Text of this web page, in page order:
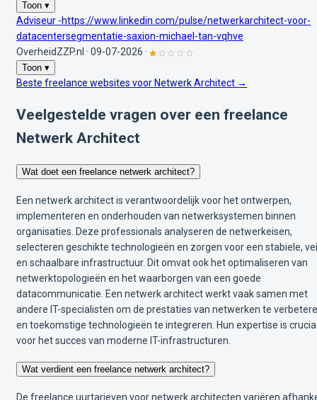
Toon ▾
Adviseur -https://www.linkedin.com/pulse/netwerkarchitect-voor-
datacentersegmentatie-saxion-michael-tan-vqhve
OverheidZZP.nl · 09-07-2026 ·
Toon ▾
Beste freelance websites voor Netwerk Architect →
Veelgestelde vragen over een freelance
Netwerk Architect
Wat doet een freelance netwerk architect?
Een netwerk architect is verantwoordelijk voor het ontwerpen,
implementeren en onderhouden van netwerksystemen binnen
organisaties. Deze professionals analyseren de netwerkeisen,
selecteren geschikte technologieën en zorgen voor een stabiele,
en schaalbare infrastructuur. Dit omvat ook het optimaliseren van
netwerktopologieën en het waarborgen van een goede
datacommunicatie. Een netwerk architect werkt vaak samen met
andere IT-specialisten om de prestaties van netwerken te
en toekomstige technologieën te integreren. Hun expertise is
voor het succes van moderne IT-infrastructuren.
Wat verdient een freelance netwerk architect?
De freelance uurtarieven voor netwerk architecten variëren